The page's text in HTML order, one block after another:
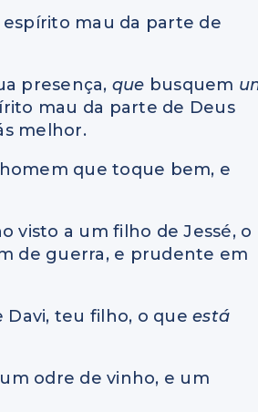
espírito mau da parte de
presença, que busquem
mau da parte de Deus
melhor.
homem que toque bem, e
visto a um filho de Jessé, o
de guerra, e prudente em
Davi, teu filho, o queestá
odre de vinho, e um